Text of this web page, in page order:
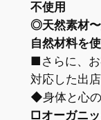
不使用
◎天然素材〜
自然材料を
■さらに、
対応した出
◆身体と心
□オーガニ